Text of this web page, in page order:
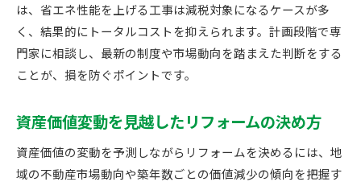
は、省エネ性能を上げる工事は減税対象になるケースが多
く、結果的にトータルコストを抑えられます。計画段階で専
門家に相談し、最新の制度や市場動向を踏まえた判断をする
ことが、損を防ぐポイントです。
資産価値変動を見越したリフォームの決め方
資産価値の変動を予測しながらリフォームを決めるには、地
域の不動産市場動向や築年数ごとの価値減少の傾向を把握す